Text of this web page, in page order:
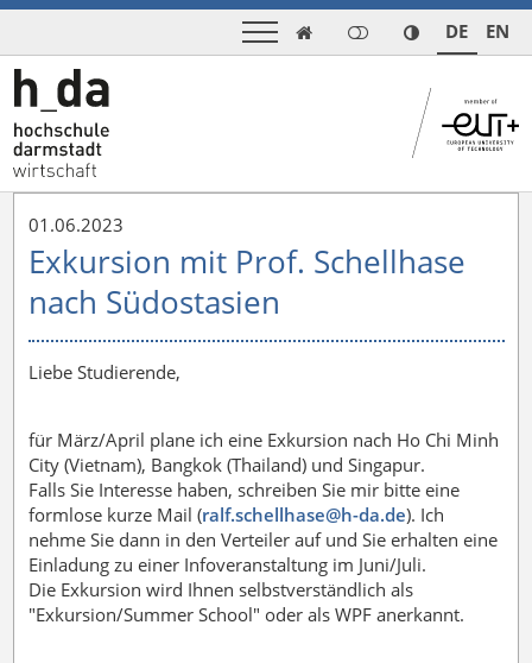
 DE EN
01.06.2023
Exkursion mit Prof. Schellhase
nach Südostasien
Liebe Studierende,
für März/April plane ich eine Exkursion nach Ho Chi Minh
City (Vietnam), Bangkok (Thailand) und Singapur.
Falls Sie Interesse haben, schreiben Sie mir bitte eine
formlose kurze Mail (ralf.schellhase@h-da.de). Ich
nehme Sie dann in den Verteiler auf und Sie erhalten eine
Einladung zu einer Infoveranstaltung im Juni/Juli.
Die Exkursion wird Ihnen selbstverständlich als
"Exkursion/Summer School" oder als WPF anerkannt.